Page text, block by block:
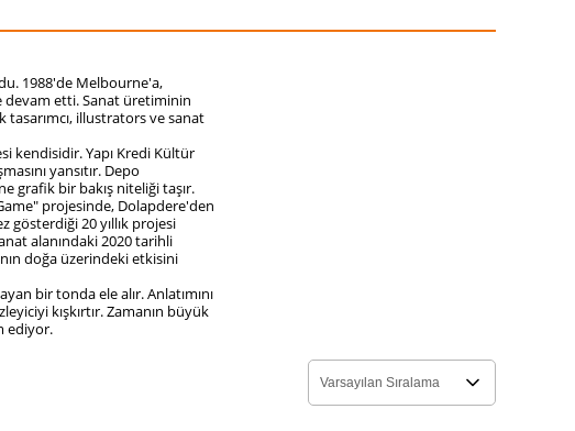
1988'de Melbourne'a,
devam etti. Sanat üretiminin
illustrators ve sanat
kendisidir. Yapı Kredi Kültür
yansıtır. Depo
grafik bir bakış niteliği taşır.
projesinde, Dolapdere'den
gösterdiği 20 yıllık projesi
alanındaki 2020 tarihli
doğa üzerindeki etkisini
bir tonda ele alır. Anlatımını
kışkırtır. Zamanın büyük
ediyor.